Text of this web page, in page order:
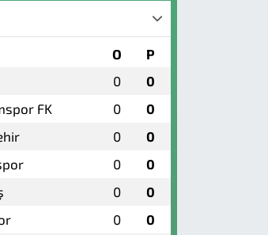
O P
0 0
FK 0 0
0 0
0 0
0 0
0 0